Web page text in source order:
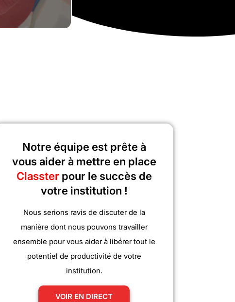
Notre équipe est prête à
vous aider à mettre en place
Classter pour le succès de
votre institution !
Nous serions ravis de discuter de la
manière dont nous pouvons travailler
ensemble pour vous aider à libérer tout le
potentiel de productivité de votre
institution.
VOIR EN DIRECT